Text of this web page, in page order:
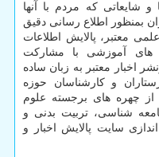
شایعاتی که مردم با آنها
بمنظور اطلاع رسانی دقیق
معتبر، پالایش اطلاعات
های آموزشی با مشارکت
اخبار معتبر به زبان ساده
و کارشناسان حوزه
چهره های برجسته علوم
شناسی، تربیت بدنی و
سایت پالایش اخبار و